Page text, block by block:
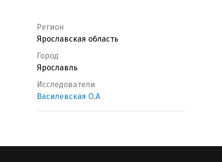
Регион
Ярославская область
Город
Ярославль
Исследователи
Василевская О.А